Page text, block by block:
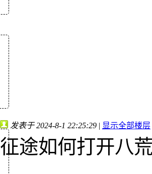
发表于 2024-8-1 22:25:29 | 显示全部楼层
征途如何打开八